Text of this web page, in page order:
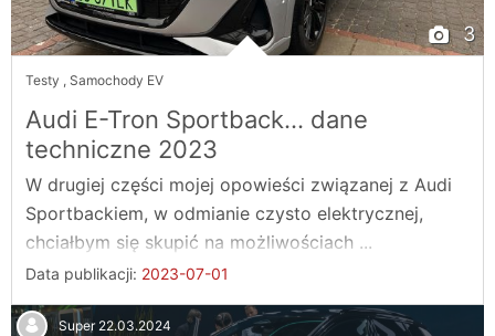
3
Testy Samochody EV
Audi E-Tron Sportback... dane
techniczne 2023
W drugiej części mojej opowieści związanej z Audi
Sportbackiem, w odmianie czysto elektrycznej,
chciałbym się skupić na możliwościach ...
Data publikacji: 2023-07-01
Super 22.03.2024